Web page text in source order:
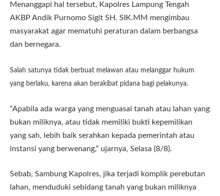
Menanggapi hal tersebut, Kapolres Lampung Tengah
AKBP Andik Purnomo Sigit SH. SIK.MM mengimbau
masyarakat agar mematuhi peraturan dalam berbangsa
dan bernegara.
Salah satunya tidak berbuat melawan atau melanggar hukum
yang berlaku, karena akan berakibat pidana bagi pelakunya.
“Apabila ada warga yang menguasai tanah atau lahan yang
bukan miliknya, atau tidak memiliki bukti kepemilikan
yang sah, lebih baik serahkan kepada pemerintah atau
instansi yang berwenang,” ujarnya, Selasa (8/8).
Sebab, Sambung Kapolres, jika terjadi komplik perebutan
lahan, menduduki sebidang tanah yang bukan miliknya